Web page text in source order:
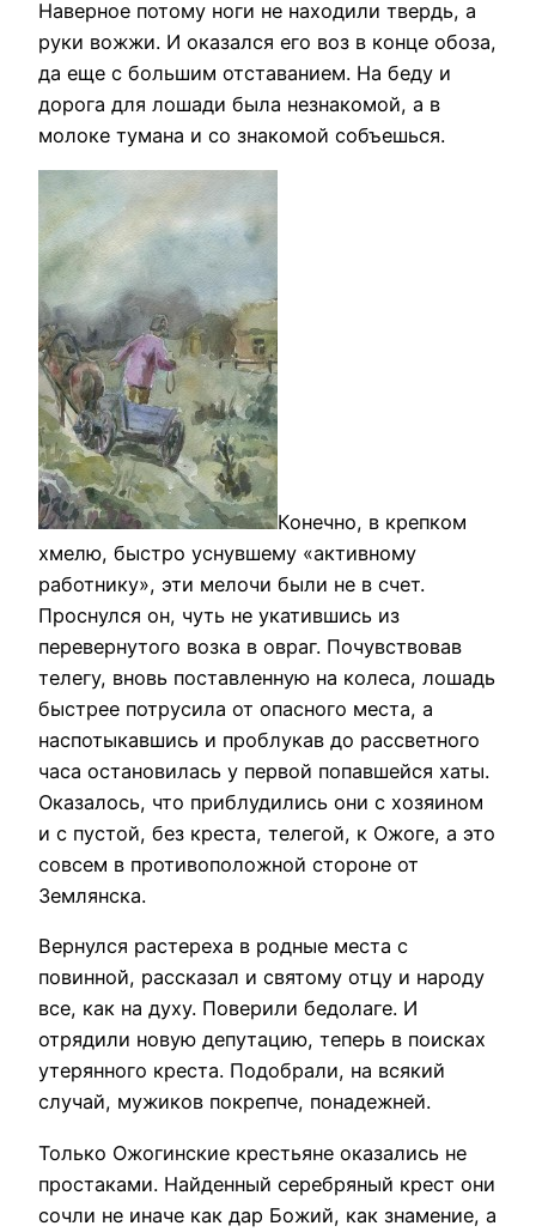
Наверное потому ноги не находили твердь, а
руки вожжи. И оказался его воз в конце обоза,
да еще с большим отставанием. На беду и
дорога для лошади была незнакомой, а в
молоке тумана и со знакомой собъешься.
Конечно, в крепком
хмелю, быстро уснувшему «активному
работнику», эти мелочи были не в счет.
Проснулся он, чуть не укатившись из
перевернутого возка в овраг. Почувствовав
телегу, вновь поставленную на колеса, лошадь
быстрее потрусила от опасного места, а
наспотыкавшись и проблукав до рассветного
часа остановилась у первой попавшейся хаты.
Оказалось, что приблудились они с хозяином
и с пустой, без креста, телегой, к Ожоге, а это
совсем в противоположной стороне от
Землянска.
Вернулся растереха в родные места с
повинной, рассказал и святому отцу и народу
все, как на духу. Поверили бедолаге. И
отрядили новую депутацию, теперь в поисках
утерянного креста. Подобрали, на всякий
случай, мужиков покрепче, понадежней.
Только Ожогинские крестьяне оказались не
простаками. Найденный серебряный крест они
сочли не иначе как дар Божий, как знамение, а